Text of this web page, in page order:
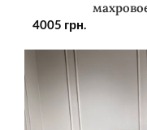
4005 грн.